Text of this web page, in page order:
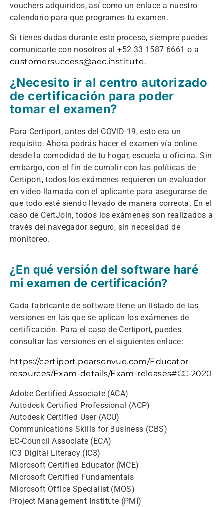
vouchers adquiridos, así como un enlace a nuestro
calendario para que programes tu examen.
Si tienes dudas durante este proceso, siempre puedes
comunicarte con nosotros al +52 33 1587 6661 o a
customersuccess@aec.institute.
¿Necesito ir al centro autorizado
de certificación para poder
tomar el examen?
Para Certiport, antes del COVID-19, esto era un
requisito. Ahora podrás hacer el examen vía online
desde la comodidad de tu hogar, escuela u oficina. Sin
embargo, con el fin de cumplir con las políticas de
Certiport, todos los exámenes requieren un evaluador
en video llamada con el aplicante para asegurarse de
que todo esté siendo llevado de manera correcta. En el
caso de CertJoin, todos los exámenes son realizados a
través del navegador seguro, sin necesidad de
monitoreo.
¿En qué versión del software haré
mi examen de certificación?
Cada fabricante de software tiene un listado de las
versiones en las que se aplican los exámenes de
certificación. Para el caso de Certiport, puedes
consultar las versiones en el siguientes enlace:
https://certiport.pearsonvue.com/Educator-
resources/Exam-details/Exam-releases#CC-2020
Adobe Certified Associate (ACA)
Autodesk Certified Professional (ACP)
Autodesk Certified User (ACU)
Communications Skills for Business (CBS)
EC-Council Associate (ECA)
IC3 Digital Literacy (IC3)
Microsoft Certified Educator (MCE)
Microsoft Certified Fundamentals
Microsoft Office Specialist (MOS)
Project Management Institute (PMI)